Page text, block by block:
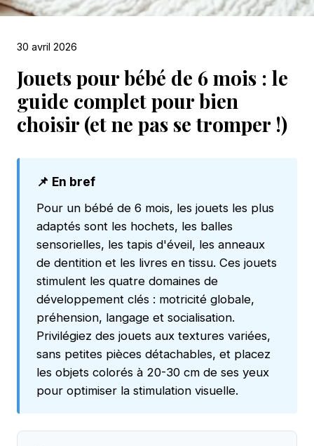
30 avril 2026
Jouets pour bébé de 6 mois : le
guide complet pour bien
choisir (et ne pas se tromper !)
📌 En bref
Pour un bébé de 6 mois, les jouets les plus
adaptés sont les hochets, les balles
sensorielles, les tapis d'éveil, les anneaux
de dentition et les livres en tissu. Ces jouets
stimulent les quatre domaines de
développement clés : motricité globale,
préhension, langage et socialisation.
Privilégiez des jouets aux textures variées,
sans petites pièces détachables, et placez
les objets colorés à 20-30 cm de ses yeux
pour optimiser la stimulation visuelle.